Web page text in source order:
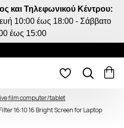
και Τηλεφωνικού Κέντρου:
10:00 έως 18:00 - Σάββατο
έως 15:00
film computer/tablet
16:10 16 Bright Screen for Laptop